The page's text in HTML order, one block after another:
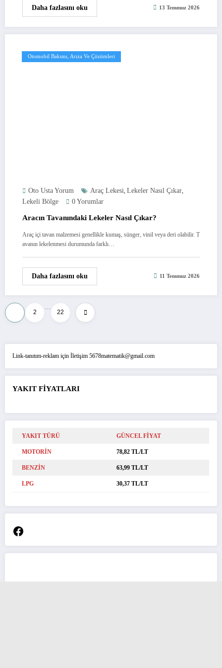
Daha fazlasını oku 13 Temmuz 2026
Otomobil Bakımı, Arıza Ve Çözümleri
Oto Usta Yorum Araç Lekesi Lekeler Nasıl Çıkar
Lekeli Bölge 0 Yorumlar
Aracın Tavanındaki Lekeler Nasıl Çıkar?
Araç içi tavan malzemesi genellikle kumaş, sünger, vinil veya deri olabilir. T
avanın lekelenmesi durumunda farklı…
Daha fazlasını oku 11 Temmuz 2026
Yazı
sayfalaması
2 22
Link-tanıtım-reklam için İletişim 5678matematik@gmail.com
YAKIT FİYATLARI
YAKIT TÜRÜ GÜNCEL FİYAT
MOTORİN 78,82 TL/LT
BENZİN 63,99 TL/LT
LPG 30,37 TL/LT
Facebook